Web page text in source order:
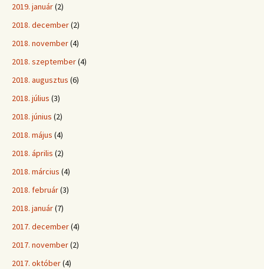
2019. január(2)
2018. december(2)
2018. november(4)
2018. szeptember(4)
2018. augusztus (6)
2018. július (3)
2018. június (2)
2018. május (4)
2018. április (2)
2018. március (4)
2018. február(3)
2018. január(7)
2017. december(4)
2017. november(2)
2017. október(4)